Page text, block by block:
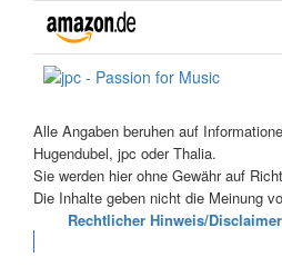
Alle Angaben beruhen auf
Hugendubel, jpc oder Thalia.
Sie werden hier ohne Gewähr auf
Die Inhalte geben nicht die Meinung
Rechtlicher Hinweis/Disclaimer